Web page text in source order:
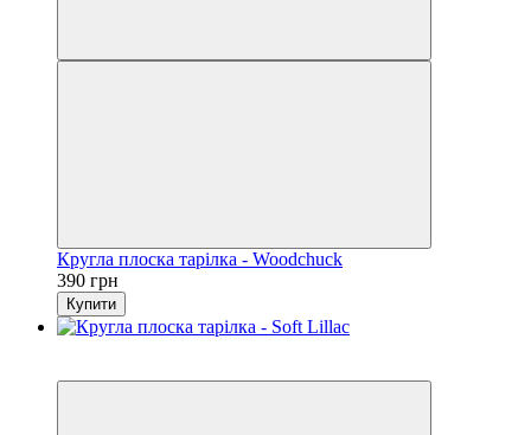
Кругла плоска тарілка - Woodchuck
390 грн
Купити